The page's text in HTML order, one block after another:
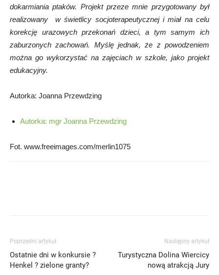
dokarmiania ptaków. Projekt przeze mnie przygotowany był
realizowany w świetlicy socjoterapeutycznej i miał na celu
korekcję urazowych przekonań dzieci, a tym samym ich
zaburzonych zachowań. Myślę jednak, że z powodzeniem
można go wykorzystać na zajęciach w szkole, jako projekt
edukacyjny.
Autorka: Joanna Przewdzing
Autorka: mgr Joanna Przewdzing
Fot. www.freeimages.com/merlin1075
Poprzedni artykuł
Ostatnie dni w konkursie ?
Henkel ? zielone granty?
Następny artykuł
Turystyczna Dolina Wiercicy
nową atrakcją Jury